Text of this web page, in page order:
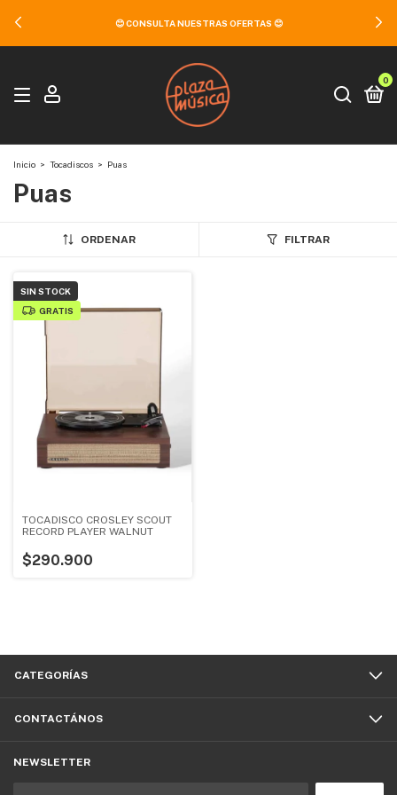
😊 CONSULTA NUESTRAS OFERTAS 😊
0
Inicio > Tocadiscos > Puas
Puas
ORDENAR FILTRAR
SIN STOCK
GRATIS
TOCADISCO CROSLEY SCOUT
RECORD PLAYER WALNUT
$290.900
CATEGORÍAS
CONTACTÁNOS
NEWSLETTER